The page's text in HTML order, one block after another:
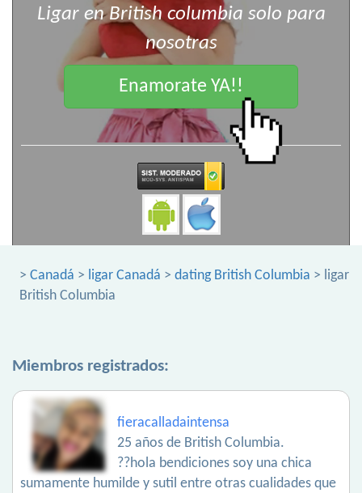
Ligar en British columbia solo para
nosotras
Enamorate YA!!
> Canadá > ligar Canadá > dating British Columbia > ligar
British Columbia
Miembros registrados:
fieracalladaintensa
25 años de British Columbia.
??hola bendiciones soy una chica
sumamente humilde y sutil entre otras cualidades que